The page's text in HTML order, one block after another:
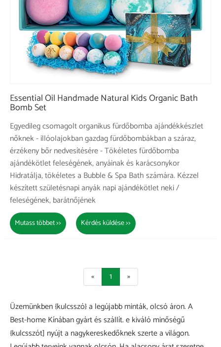
Essential Oil Handmade Natural Kids Organic Bath
Bomb Set
Egyedileg csomagolt organikus fürdőbomba ajándékkészlet
nőknek - illóolajokban gazdag fürdőbombákban a száraz,
érzékeny bőr nedvesítésére - Tökéletes fürdőbomba
ajándékötlet feleségének, anyáinak és karácsonykor
Hidratálja, tökéletes a Bubble & Spa Bath számára. Kézzel
készített születésnapi anyák napi ajándékötlet neki /
feleségének, barátnőjének
Mutass többet >> Kérdés küldése >>
« 1 »
Üzemünkben {kulcsszó} a legújabb minták, olcsó áron. A
Best-home Kínában gyárt és szállít. e kiváló minőségű
{kulcsszót] nyújt a nagykereskedőknek szerte a világon.